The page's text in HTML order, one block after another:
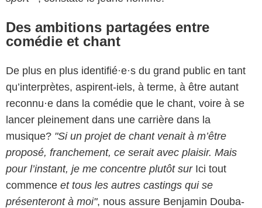
Des ambitions partagées entre
comédie et chant
De plus en plus identifié·e·s du grand public en tant
qu’interprètes, aspirent-iels, à terme, à être autant
reconnu·e dans la comédie que le chant, voire à se
lancer pleinement dans une carrière dans la
musique? "Si un projet de chant venait à m’être
proposé, franchement, ce serait avec plaisir. Mais
pour l’instant, je me concentre plutôt sur Ici tout
commence et tous les autres castings qui se
présenteront à moi", nous assure Benjamin Douba-